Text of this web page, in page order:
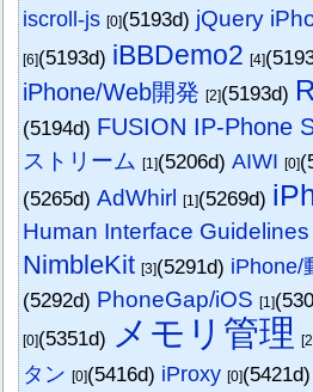
iscroll-js [0](5193d) jQuery
[6](5193d) iBBDemo2 [4]
iPhone/Web開発 [2](5193d)
(5194d) FUSION IP-Phone
ストリーム [1](5206d)AIWI [0]
(5265d)AdWhirl [1](5269d)
Human Interface Guidelines
NimbleKit [3](5291d) iPhone/
(5292d) PhoneGap/iOS [1]
[0](5351d) メモリ管理
タン [0](5416d) iProxy [0]